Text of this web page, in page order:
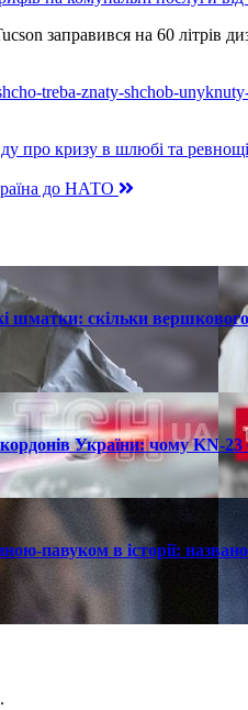
заправився на 60 літрів
treba-znaty-shchob-
про кризу в шлюбі та
до НАТО
скільки вершкового
України: чому KN-
павуком в історії:
.